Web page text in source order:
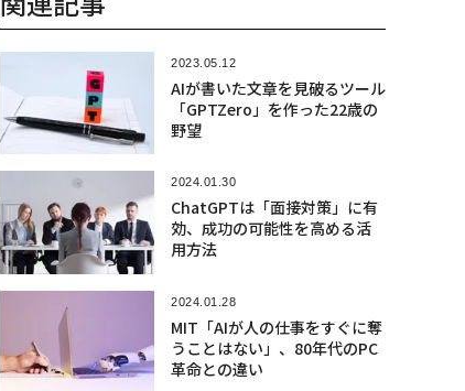
2023.05.12
AIが書いた文章を見破るツール
「GPTZero」を作った22歳の
野望
2024.01.30
ChatGPTは「面接対策」に有
効、成功の可能性を高める活
用方法
2024.01.28
MIT「AIが人の仕事をすぐに奪
うことはない」、80年代のPC
革命との違い